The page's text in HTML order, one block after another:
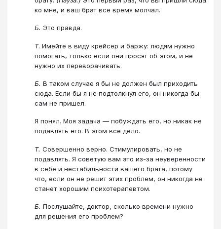
ко мне, и ваш брат все время молчал.
Б. Это правда.
Т. Имейте в виду крейсер и баржу: людям нужно
помогать, только если они просят об этом, и не
нужно их переворачивать.
Б. В таком случае я бы не должен был приходить
сюда. Если бы я не подтолкнул его, он никогда бы
сам не пришел.
Я понял. Моя задача — побуждать его, но никак не
подавлять его. В этом все дело.
Т. Совершенно верно. Стимулировать, но не
подавлять. Я советую вам это из-за неуверенности
в себе и нестабильности вашего брата, потому
что, если он не решит этих проблем, он никогда не
станет хорошим психотерапевтом.
Б. Послушайте, доктор, сколько времени нужно
для решения его проблем?